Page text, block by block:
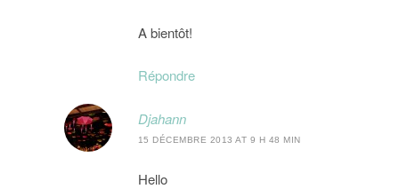
A bientôt!
Répondre
Djahann
15 DÉCEMBRE 2013 AT 9 H 48 MIN
Hello